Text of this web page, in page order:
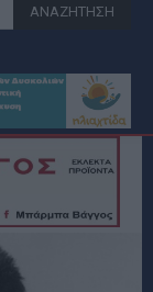
ΑΝΑΖΗΤΗΣΗ